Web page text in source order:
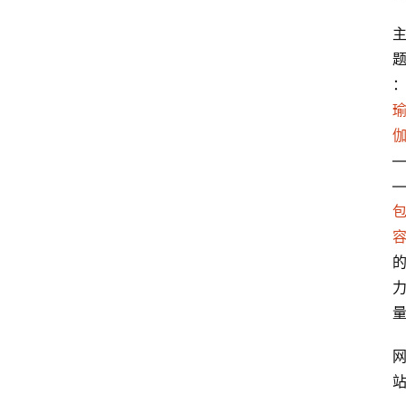
主
题
：
瑜
伽
—
—
包
容
的
力
量
网
站